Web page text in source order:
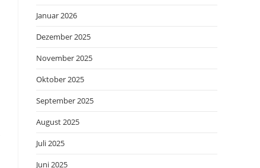
Januar 2026
Dezember 2025
November 2025
Oktober 2025
September 2025
August 2025
Juli 2025
Juni 2025